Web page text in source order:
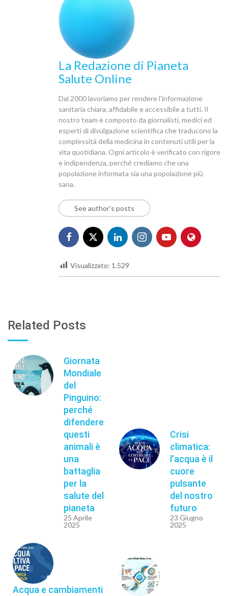
La Redazione di Pianeta
Salute Online
Dal 2000 lavoriamo per rendere l’informazione
sanitaria chiara, affidabile e accessibile a tutti. Il
nostro team è composto da giornalisti, medici ed
esperti di divulgazione scientifica che traducono la
complessità della medicina in contenuti utili per la
vita quotidiana. Ogni articolo è verificato con rigore
e indipendenza, perché crediamo che una
popolazione informata sia una popolazione più
sana.
See author's posts
Visualizzato: 1.529
Related Posts
Giornata
Mondiale
del
Pinguino:
perché
difendere
questi
animali è
una
battaglia
per la
salute del
pianeta
25 Aprile
2025
Crisi
climatica:
l’acqua è il
cuore
pulsante
del nostro
futuro
23 Giugno
2025
Acqua e cambiamenti